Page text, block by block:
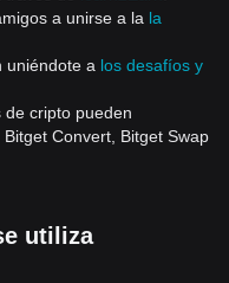
a unirse a la la
uniéndote a los desafíos y
de cripto pueden
Convert, Bitget Swap
utiliza